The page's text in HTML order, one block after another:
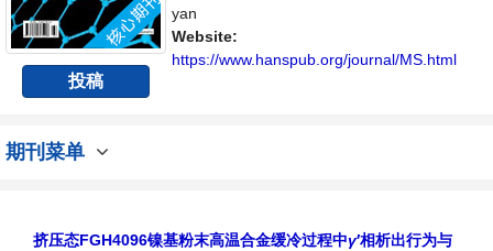
投稿
科学领域内不同方向问题与发展的交流平台。
yan
Website:
https://www.hanspub.org/journal/MS.html
期刊菜单
挤压态FGH4096镍基粉末高温合金缓冷过程中γ′相析出行为与